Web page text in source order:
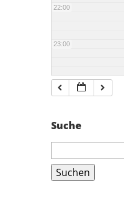
22:00
23:00
Suche
Suchen